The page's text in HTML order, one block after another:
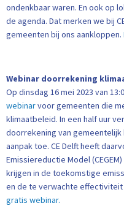
ondenkbaar waren. En ook op
de agenda. Dat merken we bij
gemeenten bij ons aankloppen.
Webinar doorrekening
Op dinsdag 16 mei 2023 van
webinarvoor gemeenten die
klimaatbeleid. In een half uur
doorrekening van
aanpak toe. CE Delft heeft
Emissiereductie Model
krijgen in de toekomstige
en de te verwachte effectiviteit
gratis webinar.